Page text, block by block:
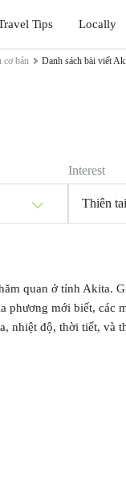
Tips Locally
cơ bản Danh sách bài viết
Interest
Thiên tai
quan ở tỉnh Akita.
mới biết, các
nhiệt độ, thời tiết, và